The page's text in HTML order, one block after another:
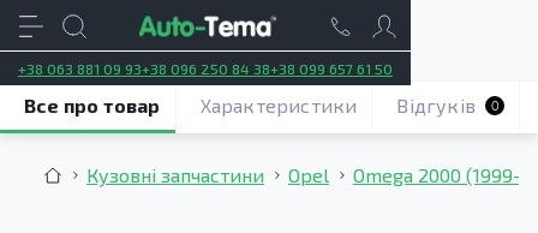
+38 063 881 09 93+38 096 250 84 38+38 099 657 61 50
Кузовні запчастини Opel Omega 2000
Все про товар Характеристики Відгуків 0